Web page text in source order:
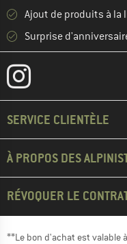
Ajout de produits à la
Surprise
SERVICE CLIENTÈLE
À PROPOS DES
RÉVOQUER LE
**Le bon d'achat est